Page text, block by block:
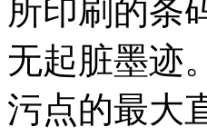
所印刷的条
无起脏墨迹
污点的最大